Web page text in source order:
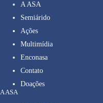
A ASA
Semiárido
Ações
Multimídia
Enconasa
Contato
Doações
A ASA